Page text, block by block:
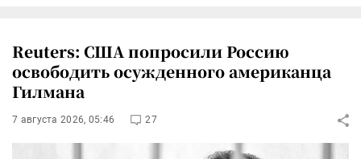
Reuters: США попросили Россию
освободить осужденного американца
Гилмана
7 августа 2026, 05:46 27